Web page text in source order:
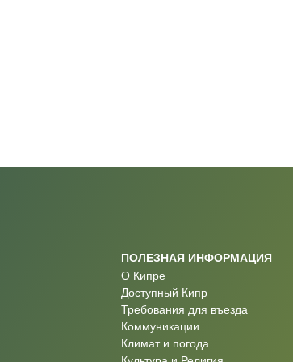
ПОЛЕЗНАЯ ИНФОРМАЦИЯ
О Кипре
Доступный Кипр
Требования для въезда
Коммуникации
Климат и погода